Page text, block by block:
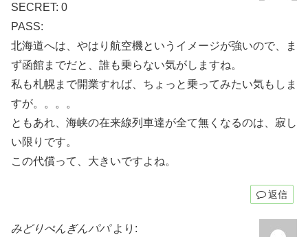
SECRET: 0
PASS:
北海道へは、やはり航空機というイメージが強いので、ま
ず函館までだと、誰も乗らない気がしますね。
私も札幌まで開業すれば、ちょっと乗ってみたい気もしま
すが。。。。
ともあれ、海峡の在来線列車達が全て無くなるのは、寂し
い限りです。
この代償って、大きいですよね。
返信
みどりぺんぎんパパ より: